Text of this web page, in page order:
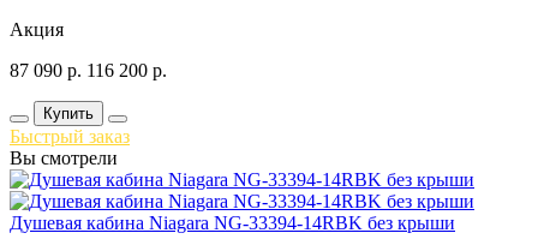
Акция
87 090 р. 116 200 р.
Купить
Быстрый заказ
Вы смотрели
Душевая кабина Niagara NG-33394-14RBK без крыши